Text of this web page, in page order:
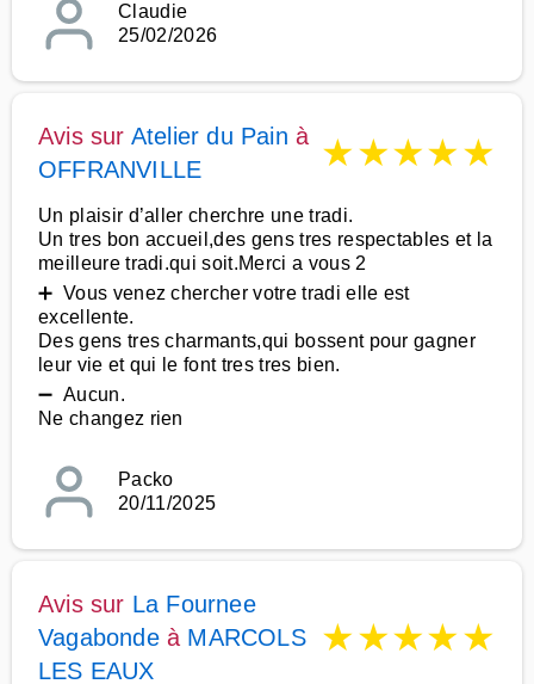
Claudie
25/02/2026
Avis sur Atelier du Pain à
OFFRANVILLE
★★★★★
Un plaisir d’aller cherchre une tradi.
Un tres bon accueil,des gens tres respectables et la
meilleure tradi.qui soit.Merci a vous 2
➕ Vous venez chercher votre tradi elle est
excellente.
Des gens tres charmants,qui bossent pour gagner
leur vie et qui le font tres tres bien.
➖ Aucun.
Ne changez rien
Packo
20/11/2025
Avis sur La Fournee
Vagabondeà MARCOLS
LES EAUX
★★★★★